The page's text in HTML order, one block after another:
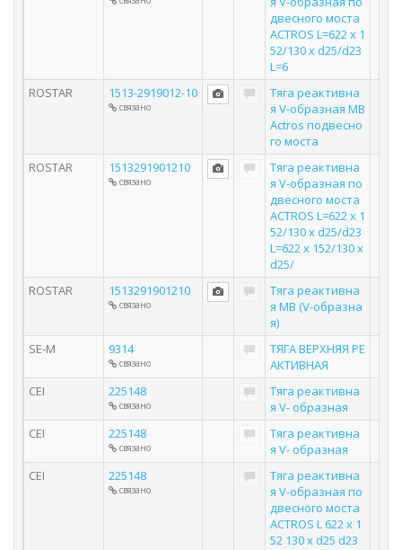
двесного моста
ACTROS L=622 x 1
52/130 x d25/d23
L=6
ROSTAR
1513-2919012-10
связано
Тяга реактивна
я V-образная MB
Actros подвесно
го моста
ROSTAR
1513291901210
связано
Тяга реактивна
я V-образная по
двесного моста
ACTROS L=622 x 1
52/130 x d25/d23
L=622 x 152/130 x
d25/
ROSTAR
1513291901210
связано
Тяга реактивна
я MB (V-образна
я)
SE-M
9314
связано
ТЯГА ВЕРХНЯЯ РЕ
АКТИВНАЯ
CEI
225148
связано
Тяга реактивна
я V- образная
CEI
225148
связано
Тяга реактивна
я V- образная
CEI
225148
связано
Тяга реактивна
я V-образная по
двесного моста
ACTROS L 622 x 1
52 130 x d25 d23